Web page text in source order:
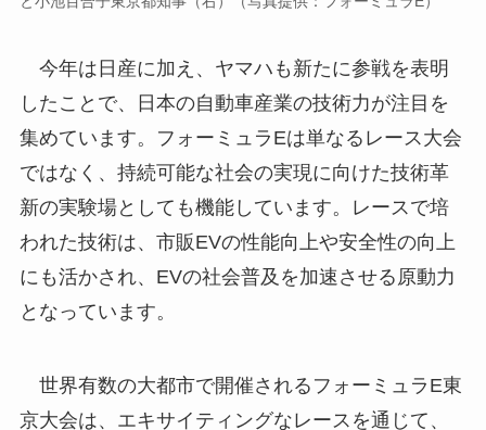
今年は日産に加え、ヤマハも新たに参戦を表明
したことで、日本の自動車産業の技術力が注目を
集めています。フォーミュラEは単なるレース大会
ではなく、持続可能な社会の実現に向けた技術革
新の実験場としても機能しています。レースで培
われた技術は、市販EVの性能向上や安全性の向上
にも活かされ、EVの社会普及を加速させる原動力
となっています。
世界有数の大都市で開催されるフォーミュラE東
京大会は、エキサイティングなレースを通じて、